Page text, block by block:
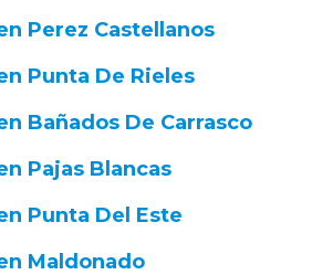
Perez Castellanos
Punta De Rieles
Bañados De Carrasco
Pajas Blancas
Punta Del Este
Maldonado